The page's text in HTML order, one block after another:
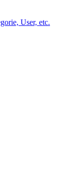
User, etc.